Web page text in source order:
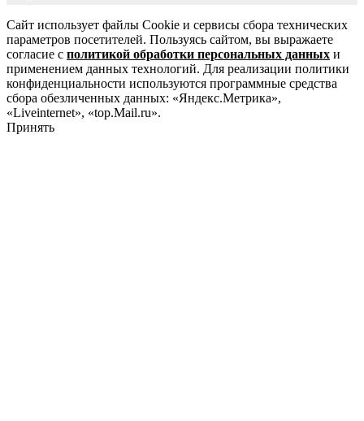
Сайт использует файлы Cookie и сервисы сбора технических
параметров посетителей. Пользуясь сайтом, вы выражаете
согласие с политикой обработки персональных данных и
применением данных технологий. Для реализации политики
конфиденциальности используются программные средства
сбора обезличенных данных: «Яндекс.Метрика»,
«Liveinternet», «top.Mail.ru».
Принять